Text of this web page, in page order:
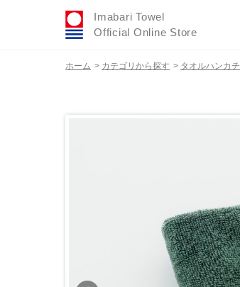
Imabari Towel
Official Online Store
ホーム > カテゴリから探す > タオルハンカチ